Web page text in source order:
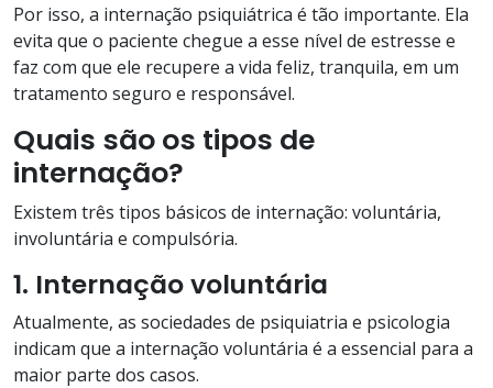
Por isso, a internação psiquiátrica é tão importante. Ela
evita que o paciente chegue a esse nível de estresse e
faz com que ele recupere a vida feliz, tranquila, em um
tratamento seguro e responsável.
Quais são os tipos de
internação?
Existem três tipos básicos de internação: voluntária,
involuntária e compulsória.
1. Internação voluntária
Atualmente, as sociedades de psiquiatria e psicologia
indicam que a internação voluntária é a essencial para a
maior parte dos casos.